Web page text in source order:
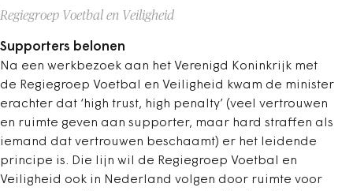
Regiegroep Voetbal en Veiligheid
Supporters belonen
Na een werkbezoek aan het Verenigd Koninkrijk met
de Regiegroep Voetbal en Veiligheid kwam de minister
erachter dat ‘high trust, high penalty’ (veel vertrouwen
en ruimte geven aan supporter, maar hard straffen als
iemand dat vertrouwen beschaamt) er het leidende
principe is. Die lijn wil de Regiegroep Voetbal en
Veiligheid ook in Nederland volgen door ruimte voor